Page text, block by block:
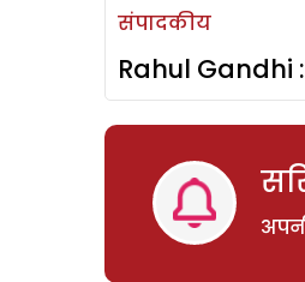
संपादकीय
Rahul Gandhi